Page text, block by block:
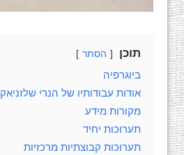
תוכן הסתר
ביוגרפיה
אודות עבודותיו של הנרי שלזניאק
מקורות מידע
תערוכות יחיד
תערוכות קבוצתיות מרכזיות